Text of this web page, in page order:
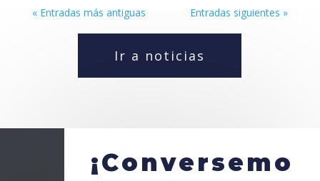
« Entradas más antiguas Entradas siguientes »
Ir a noticias
¡Conversemo